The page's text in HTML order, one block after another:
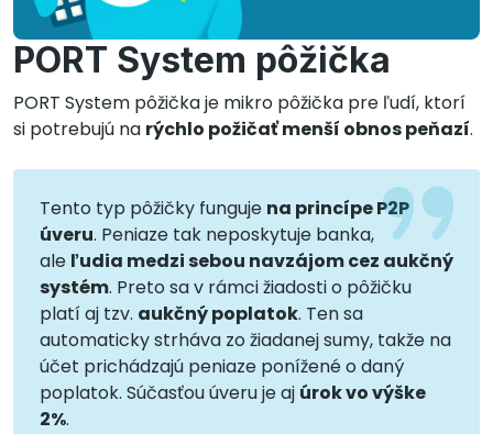
PORT System pôžička
PORT System pôžička je mikro pôžička pre ľudí, ktorí
si potrebujú na rýchlo požičať menší obnos peňazí.
Tento typ pôžičky funguje na princípe P2P
úveru. Peniaze tak neposkytuje banka,
ale ľudia medzi sebou navzájom cez aukčný
systém. Preto sa v rámci žiadosti o pôžičku
platí aj tzv. aukčný poplatok. Ten sa
automaticky strháva zo žiadanej sumy, takže na
účet prichádzajú peniaze ponížené o daný
poplatok. Súčasťou úveru je aj úrok vo výške
2%.